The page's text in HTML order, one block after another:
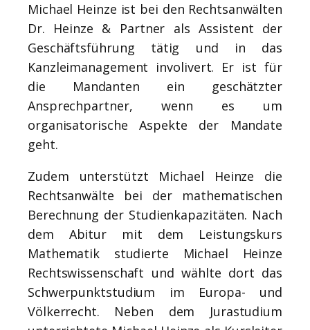
Michael Heinze ist bei den Rechtsanwälten
Dr. Heinze & Partner als Assistent der
Geschäftsführung tätig und in das
Kanzleimanagement involivert. Er ist für
die Mandanten ein geschätzter
Ansprechpartner, wenn es um
organisatorische Aspekte der Mandate
geht.
Zudem unterstützt Michael Heinze die
Rechtsanwälte bei der mathematischen
Berechnung der Studienkapazitäten. Nach
dem Abitur mit dem Leistungskurs
Mathematik studierte Michael Heinze
Rechtswissenschaft und wählte dort das
Schwerpunktstudium im Europa- und
Völkerrecht. Neben dem Jurastudium